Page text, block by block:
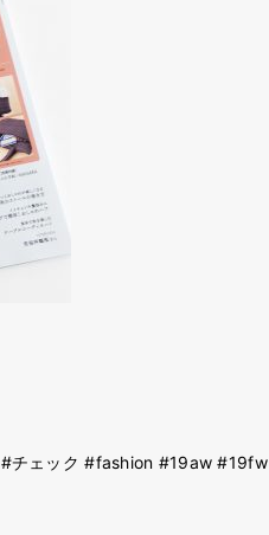
チェック #fashion #19aw #19fw